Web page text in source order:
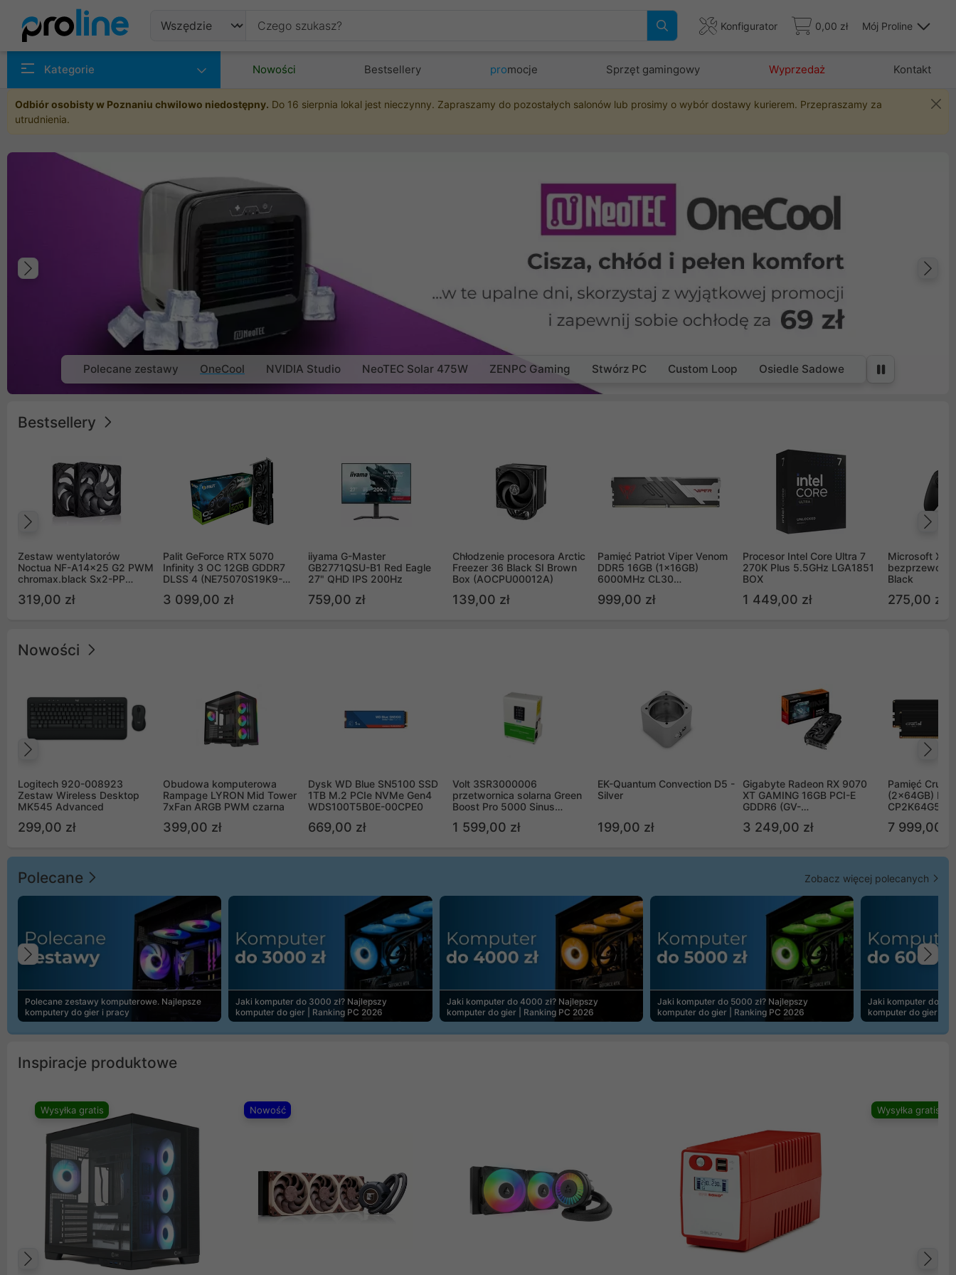
Konfigurator 0,00 zł Mój Proline
Kategorie Nowości Bestsellery promocje Sprzęt gamingowy Wyprzedaż Kontakt
Odbiór osobisty w Poznaniu chwilowo niedostępny. Do 16 sierpnia lokal jest nieczynny. Zapraszamy do pozostałych salonów lub prosimy o wybór dostawy kurierem. Przepraszamy za
utrudnienia.
Poprzedni
Polecane zestawy OneCool NVIDIA Studio NeoTEC Solar 475W ZENPC Gaming Stwórz PC Custom Loop Osiedle Sadowe
Bestsellery
Zestaw wentylatorów
Noctua NF-A14x25 G2 PWM
chromax.black Sx2-PP
(2szt)
319,00 zł
Palit GeForce RTX 5070
Infinity 3 OC 12GB GDDR7
DLSS 4 (NE75070S19K9-
3 099,00 zł
iiyama G-Master
GB2771QSU-B1 Red Eagle
27" QHD IPS 200Hz
759,00 zł
Chłodzenie procesora Arctic
Freezer 36 Black SI Brown
Box (AOCPU00012A)
139,00 zł
Pamięć Patriot Viper Venom
DDR5 16GB (1x16GB)
6000MHz CL30
999,00 zł
Procesor Intel Core Ultra 7
270K Plus 5.5GHz LGA1851
BOX
1 449,00 zł
Microsoft
Black
275,00 zł
Nowości
Logitech 920-008923
Zestaw Wireless Desktop
MK545 Advanced
299,00 zł
Obudowa komputerowa
Rampage LYRON Mid Tower
7xFan ARGB PWM czarna
399,00 zł
Dysk WD Blue SN5100 SSD
1TB M.2 PCIe NVMe Gen4
WDS100T5B0E-00CPE0
669,00 zł
Volt 3SR3000006
przetwornica solarna Green
Boost Pro 5000 Sinus
1 599,00 zł
EK-Quantum Convection D5 -
Silver
199,00 zł
Gigabyte Radeon RX 9070
XT GAMING 16GB PCI-E
GDDR6 (GV-
3 249,00 zł
Pamięć
(2x64GB)
7 999,00 zł
Polecane Zobacz więcej polecanych
Polecane zestawy komputerowe. Najlepsze
komputery do gier i pracy
Jaki komputer do 3000 zł? Najlepszy
komputer do gier | Ranking PC 2026
Jaki komputer do 4000 zł? Najlepszy
komputer do gier | Ranking PC 2026
Jaki komputer do 5000 zł? Najlepszy
komputer do gier | Ranking PC 2026
Jaki komputer do
komputer do gier |
Poprzedni
Inspiracje produktowe
Wysyłka gratis Nowość Wysyłka gratis